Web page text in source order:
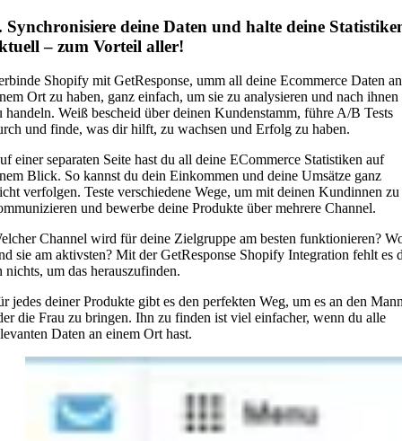
Synchronisiere deine Daten und halte deine
– zum Vorteil aller!
Shopify mit GetResponse, umm all deine Ecommerce Daten an
Ort zu haben, ganz einfach, um sie zu analysieren und nach ihnen
handeln. Weiß bescheid über deinen Kundenstamm, führe A/B Tests
und finde, was dir hilft, zu wachsen und Erfolg zu haben.
einer separaten Seite hast du all deine ECommerce Statistiken auf
Blick. So kannst du dein Einkommen und deine Umsätze ganz
verfolgen. Teste verschiedene Wege, um mit deinen Kundinnen zu
und bewerbe deine Produkte über mehrere Channel.
Channel wird für deine Zielgruppe am besten funktionieren?
sie am aktivsten? Mit der GetResponse Shopify Integration fehlt es
nichts, um das herauszufinden.
jedes deiner Produkte gibt es den perfekten Weg, um es an den
die Frau zu bringen. Ihn zu finden ist viel einfacher, wenn du alle
Daten an einem Ort hast.